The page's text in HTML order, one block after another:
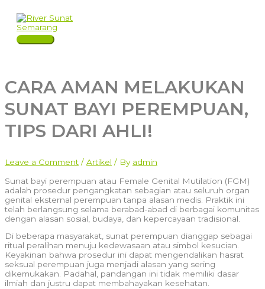
content
Main
CARA AMAN MELAKUKAN
SUNAT BAYI PEREMPUAN,
TIPS DARI AHLI!
Leave a Comment / Artikel / By admin
Sunat bayi perempuan atau Female Genital Mutilation (FGM)
adalah prosedur pengangkatan sebagian atau seluruh organ
genital eksternal perempuan tanpa alasan medis. Praktik ini
telah berlangsung selama berabad-abad di berbagai komunitas
dengan alasan sosial, budaya, dan kepercayaan tradisional.
Di beberapa masyarakat, sunat perempuan dianggap sebagai
ritual peralihan menuju kedewasaan atau simbol kesucian.
Keyakinan bahwa prosedur ini dapat mengendalikan hasrat
seksual perempuan juga menjadi alasan yang sering
dikemukakan. Padahal, pandangan ini tidak memiliki dasar
ilmiah dan justru dapat membahayakan kesehatan.